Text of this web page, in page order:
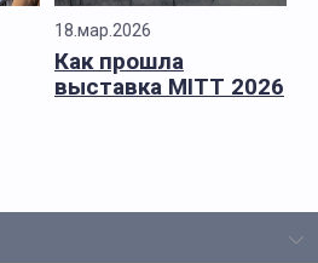
18.мар.2026
Как прошла
выставка MITT 2026